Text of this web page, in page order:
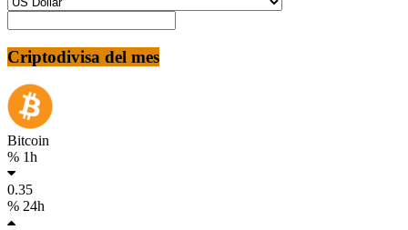
Criptodivisa del mes
Bitcoin
% 1h
0.35
% 24h